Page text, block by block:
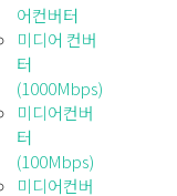
어컨버터
미디어 컨버
터
(1000Mbps)
미디어컨버
터
(100Mbps)
미디어컨버